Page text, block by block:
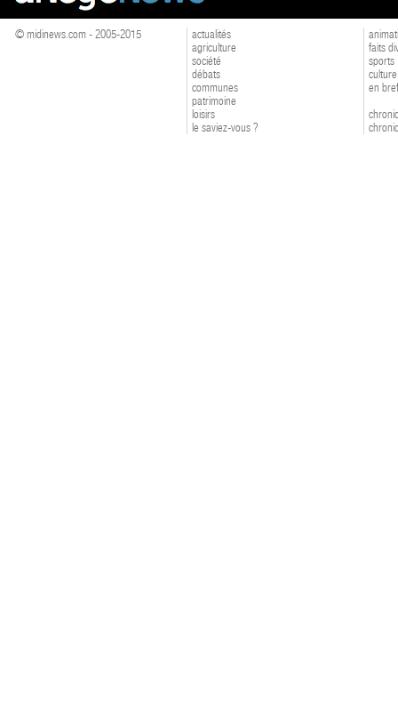
© midinews.com - 2005-2015
actualités
agriculture
société
débats
communes
patrimoine
loisirs
le saviez-vous ?
faits
sports
culture
en bref